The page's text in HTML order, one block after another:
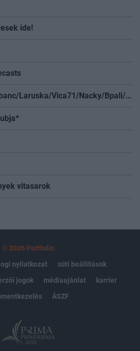
ide!
Toka Club/Labanc/Laruska/Vica71/Nacky/Bpali/Oldrider/Josefernando/Mcbull/Kawaszabi
vitasarok
© 2026 Portfolio
nyilatkozat
süti beállítások
jogok médiaajánlat
karrier
ÁSZF